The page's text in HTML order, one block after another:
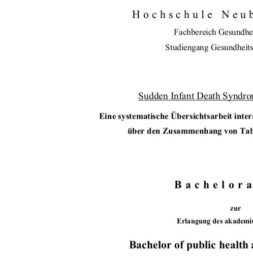
Hochschule
Fachbereich
Studiengang
Sudden Infant Death
Eine systematische Übersichtsarbeit
über den Zusammenhang von
zur
Erlangung des
Bachelor of public